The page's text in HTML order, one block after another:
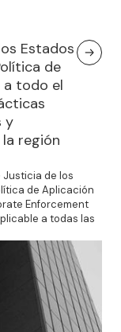
Estados
de
a todo el
y
región
Justicia de los
de Aplicación
Enforcement
a todas las